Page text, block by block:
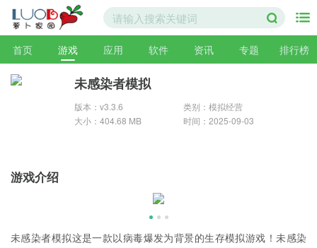
首页 游戏 应用 软件 资讯 专题 排行榜
未感染者模拟
版本：v3.3.6
类别：模拟经营
大小：404.68 MB
时间：2025-09-03
游戏介绍
未感染者模拟这是一款以病毒爆发为背景的生存模拟游戏！未感染